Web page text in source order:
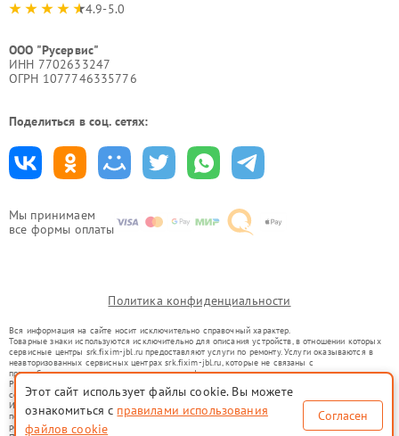
Мы принимаем
все формы оплаты
4.9-5.0
ООО "Русервис"
ИНН 7702633247
ОГРН 1077746335776
Поделиться в соц. сетях:
Политика конфиденциальности
Вся информация на сайте носит исключительно справочный характер.
Товарные знаки используются исключительно для описания устройств, в отношении которых
сервисные центры srk.fixim-jbl.ru предоставляют услуги по ремонту. Услуги оказываются в
неавторизованных сервисных центрах srk.fixim-jbl.ru, которые не связаны с
правообладателями товарных знаков или их официальными представителями.
Ремонт осуществляется для устройств, уже введенных в гражданский оборот в соответствии
со статьей 1487 ГК РФ.
Использование товарных знаков не преследует цели индивидуализации услуг или введения
потребителей в заблуждение, а служит для информирования о предоставляемых услугах по
ремонту техники указанных брендов.
Этот сайт использует файлы cookie. Вы можете
ознакомиться с правилами использования
файлов cookie
Согласен